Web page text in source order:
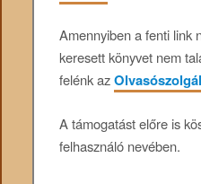
Amennyiben a fenti link
keresett könyvet nem
felénk az
A támogatást előre is
felhasználó nevében.